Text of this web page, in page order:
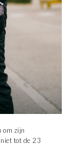
om zijn
tot de 23